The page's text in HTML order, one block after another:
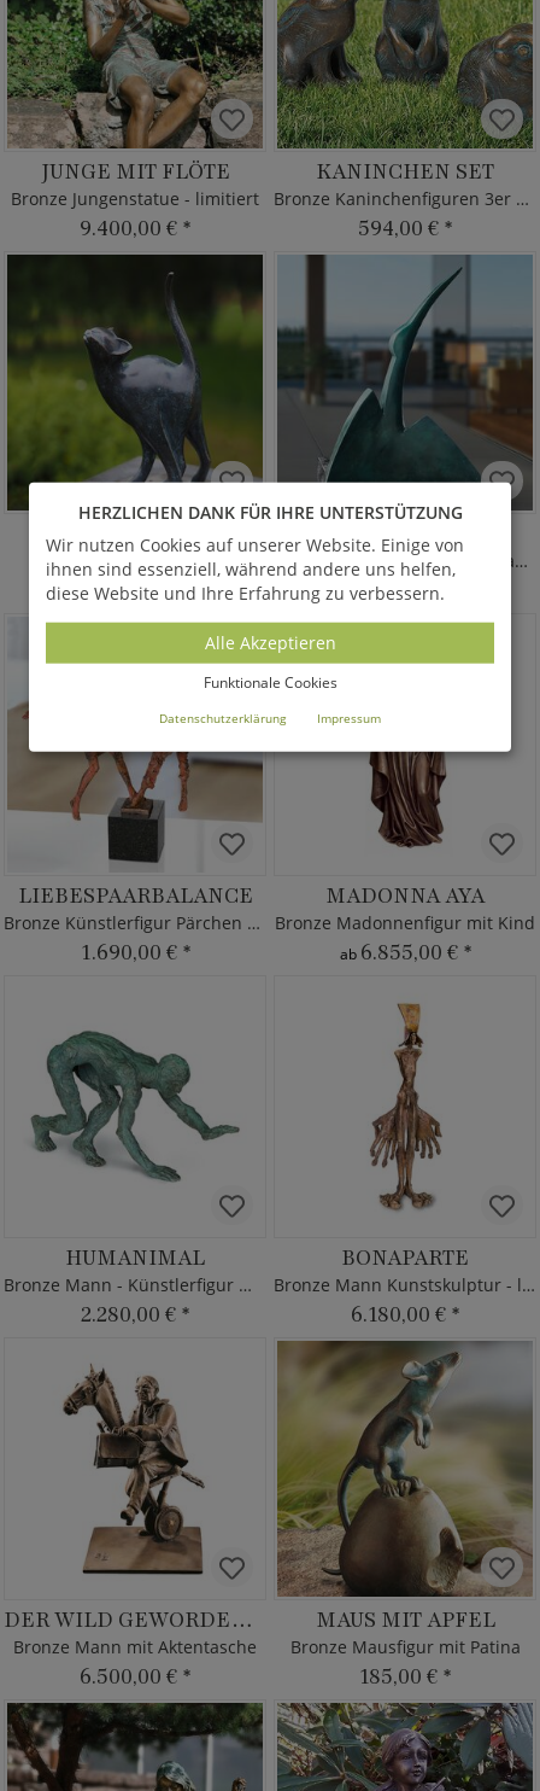
JUNGE MIT FLÖTE
Bronze Jungenstatue - limitiert
9.400,00 € *
KANINCHEN SET
Bronze Kaninchenfiguren 3er Set
594,00 € *
LUNA
Bronze Katzen Tierfigur
305,00 € *
HINAUF
Bronze Künstler Vogelfigur - abstrakt
3.580,00 €
LIEBESPAARBALANCE
Bronze Künstlerfigur Pärchen auf Sockel
1.690,00 € *
MADONNA AYA
Bronze Madonnenfigur mit Kind
ab 6.855,00 € *
HUMANIMAL
Bronze Mann - Künstlerfigur mit Patina
2.280,00 € *
BONAPARTE
Bronze Mann Kunstskulptur - limitiert
6.180,00 € *
DER WILD GEWORDENE AMTSSCHIMMEL
Bronze Mann mit Aktentasche
6.500,00 € *
MAUS MIT APFEL
Bronze Mausfigur mit Patina
185,00 € *
HERZLICHEN DANK FÜR IHRE UNTERSTÜTZUNG
Wir nutzen Cookies auf unserer Website. Einige von
ihnen sind essenziell, während andere uns helfen,
diese Website und Ihre Erfahrung zu verbessern.
Alle Akzeptieren
Funktionale Cookies
Datenschutzerklärung Impressum